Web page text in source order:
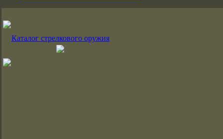
Каталог стрелкового оружия